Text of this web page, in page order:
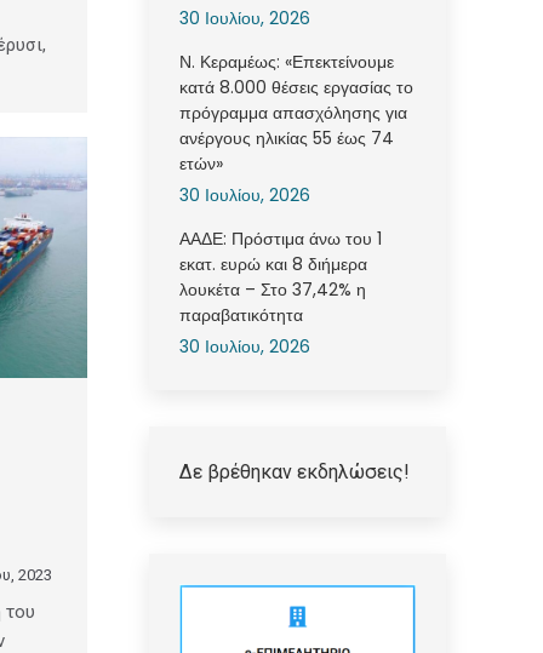
2023
του
30 Ιουλίου, 2026
Ν. Κεραμέως: «Επεκτείνουμε
κατά 8.000 θέσεις εργασίας το
πρόγραμμα απασχόλησης για
ανέργους ηλικίας 55 έως 74
ετών»
30 Ιουλίου, 2026
ΑΑΔΕ: Πρόστιμα άνω του 1
εκατ. ευρώ και 8 διήμερα
λουκέτα – Στο 37,42% η
παραβατικότητα
30 Ιουλίου, 2026
Δε βρέθηκαν εκδηλώσεις!